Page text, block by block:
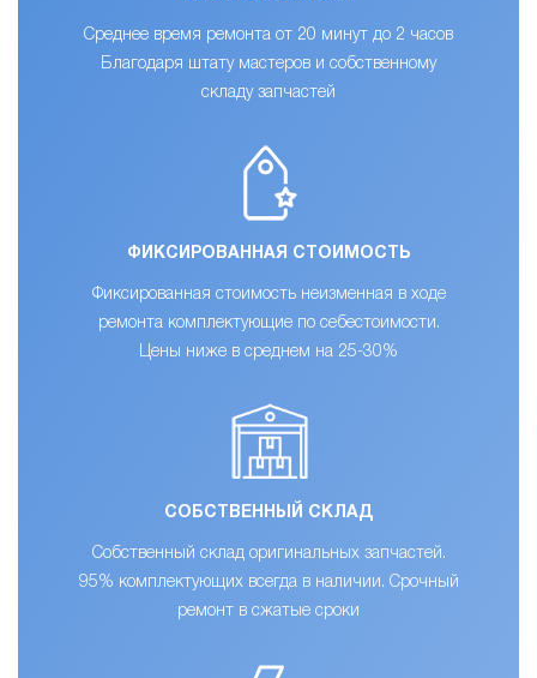
Среднее время ремонта от 20 минут до 2 часов
Благодаря штату мастеров и собственному
складу запчастей
ФИКСИРОВАННАЯ СТОИМОСТЬ
Фиксированная стоимость неизменная в ходе
ремонта комплектующие по себестоимости.
Цены ниже в среднем на 25-30%
СОБСТВЕННЫЙ СКЛАД
Собственный склад оригинальных запчастей.
95% комплектующих всегда в наличии. Срочный
ремонт в сжатые сроки